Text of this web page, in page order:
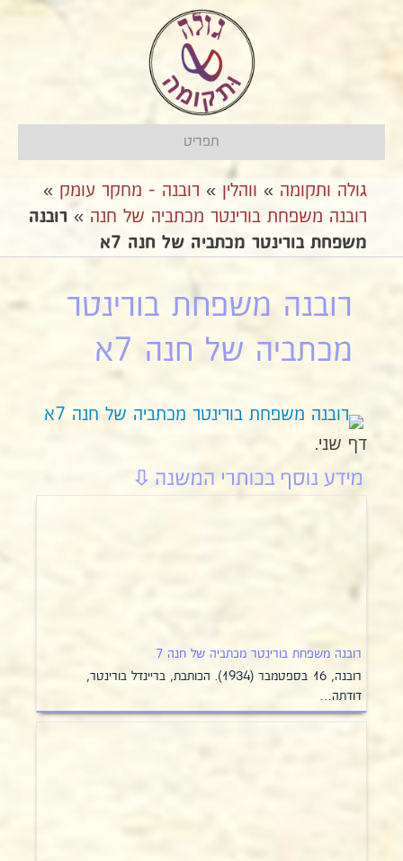
תפריט
גולה ותקומה » ווהלין » רובנה - מחקר עומק »
רובנה משפחת בורינטר מכתביה של חנה » רובנה
משפחת בורינטר מכתביה של חנה 7א
רובנה משפחת בורינטר
מכתביה של חנה 7א
דף שני.
רובנה משפחת בורינטר מכתביה של חנה 7
רובנה, 16 בספטמבר (1934). הכותבת, בריינדל בורינטר,
דודתה…